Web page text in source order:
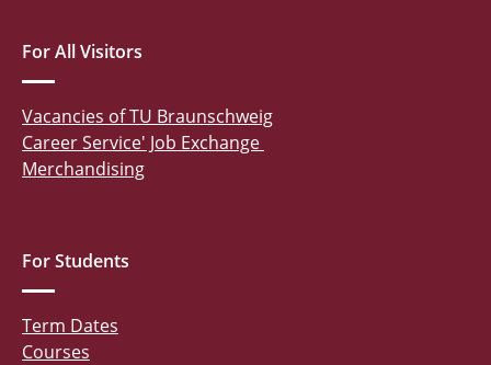
For All Visitors
Vacancies of TU Braunschweig
Career Service' Job Exchange
Merchandising
For Students
Term Dates
Courses